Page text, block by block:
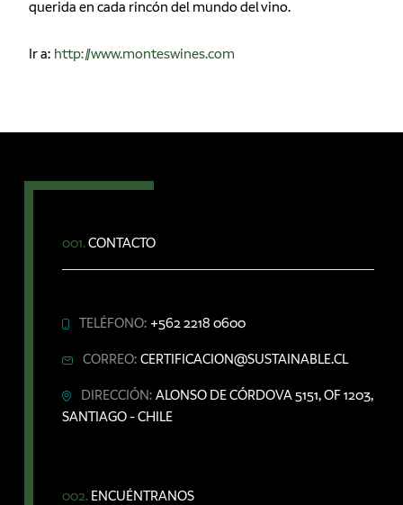
querida en cada rincón del mundo del vino.
Ir a: http://www.monteswines.com
001.CONTACTO
TELÉFONO: +562 2218 0600
CORREO: CERTIFICACION@SUSTAINABLE.CL
DIRECCIÓN: ALONSO DE CÓRDOVA 5151, OF 1203,
SANTIAGO - CHILE
002. ENCUÉNTRANOS